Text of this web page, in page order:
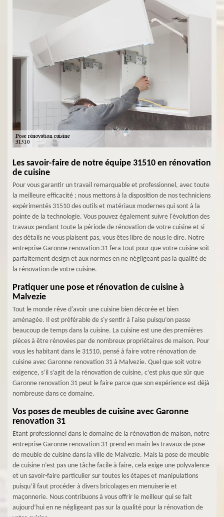
Les savoir-faire de notre équipe 31510 en rénovation
de cuisine
Pour vous garantir un travail remarquable et professionnel, avec toute
la meilleure efficacité ; nous mettons à la disposition de nos techniciens
expérimentés 31510 des outils et matériaux modernes qui sont à la
pointe de la technologie. Vous pouvez également suivre l'évolution des
travaux pendant toute la période de rénovation de votre cuisine et si
des détails ne vous plaisent pas, vous êtes libre de nous le dire. Notre
entreprise Garonne renovation 31 fera tout pour que votre cuisine soit
parfaitement design et aux normes en ne négligeant pas la qualité de
la rénovation de votre cuisine.
Pratiquer une pose et rénovation de cuisine à
Malvezie
Tout le monde rêve d'avoir une cuisine bien décorée et bien
aménagée. Il est préférable de s'y sentir à l'aise puisqu’on passe
beaucoup de temps dans la cuisine. La cuisine est une des premières
pièces à être rénovées par de nombreux propriétaires de maison. Pour
vous les habitant dans le 31510, pensé à faire votre rénovation de
cuisine avec Garonne renovation 31 à Malvezie. Quel que soit votre
exigence, s’il s’agit de la rénovation de cuisine, c’est plus que sûr que
Garonne renovation 31 peut le faire parce que son expérience est déjà
nombreuse dans ce domaine.
Vos poses de meubles de cuisine avec Garonne
renovation 31
Etant professionnel dans le domaine de la rénovation de maison, notre
entreprise Garonne renovation 31 prend en main les travaux de pose
de meuble de cuisine dans la ville de Malvezie. Mais la pose de meuble
de cuisine n’est pas une tâche facile à faire, cela exige une polyvalence
et un savoir-faire particulier sur toutes les étapes et manipulations
puisqu’il faut procéder à divers bricolages en menuiserie et
maçonnerie. Nous contribuons à vous offrir le meilleur qui se fait
aujourd’hui en ne négligeant pas sur la qualité pour la rénovation de